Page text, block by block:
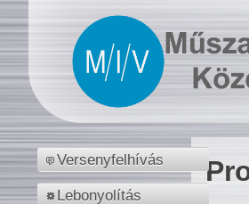
Versenyfelhívás
Lebonyolítás